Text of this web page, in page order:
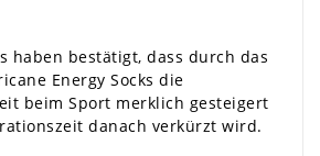
haben bestätigt, dass durch das
Energy Socks die
beim Sport merklich gesteigert
danach verkürzt wird.